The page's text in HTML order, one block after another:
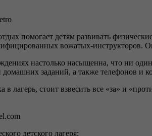
помогает детям развивать
вожатых-инструкторов.
настолько насыщенна, что ни один
домашних заданий, а также телефонов и
в лагерь, стоит взвесить все «за» и
детского лагеря: